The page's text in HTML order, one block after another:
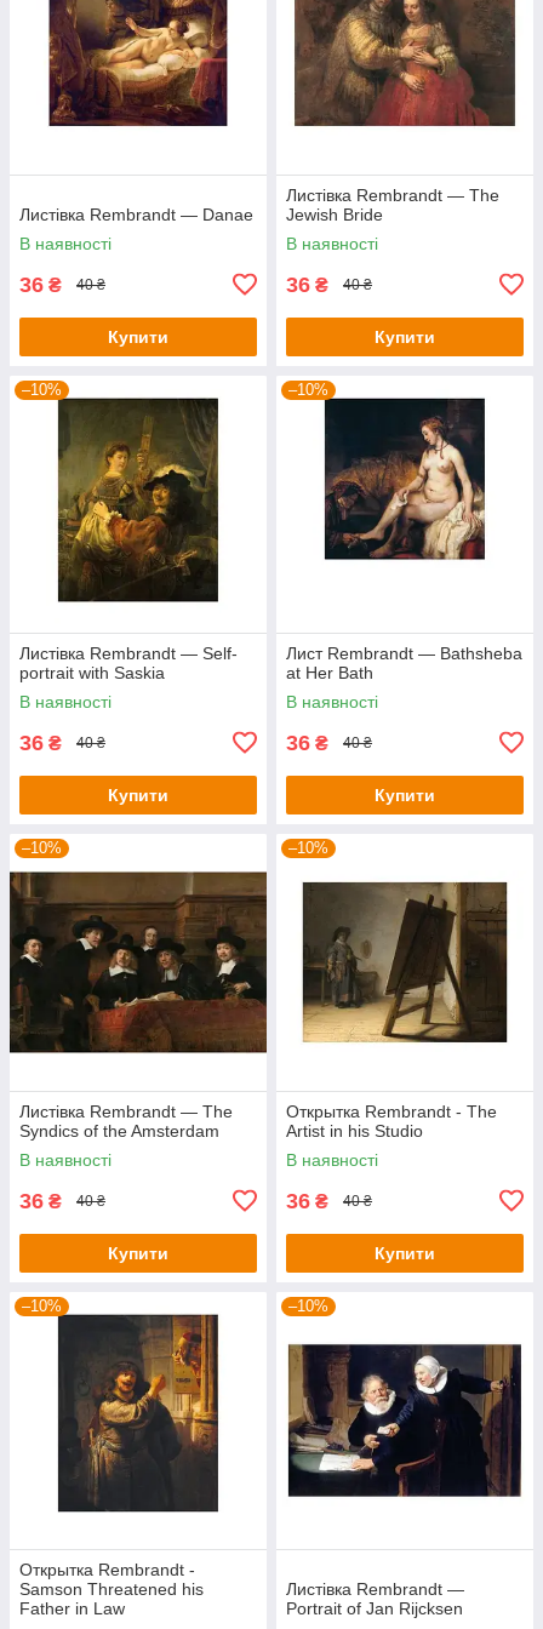
Листівка Rembrandt — Danae
В наявності
36 ₴ 40 ₴
Купити
Листівка Rembrandt — The
Jewish Bride
В наявності
36 ₴ 40 ₴
Купити
–10%
Листівка Rembrandt — Self-
portrait with Saskia
В наявності
36 ₴ 40 ₴
Купити
–10%
Лист Rembrandt — Bathsheba
at Her Bath
В наявності
36 ₴ 40 ₴
Купити
–10%
Листівка Rembrandt — The
Syndics of the Amsterdam
В наявності
36 ₴ 40 ₴
Купити
–10%
Открытка Rembrandt - The
Artist in his Studio
В наявності
36 ₴ 40 ₴
Купити
–10%
Открытка Rembrandt -
Samson Threatened his
Father in Law
–10%
Листівка Rembrandt —
Portrait of Jan Rijcksen